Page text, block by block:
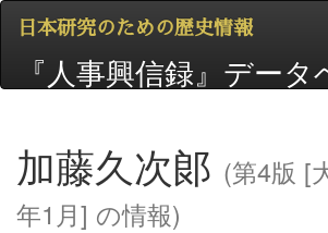
日本研究のための歴史情報
『人事興信録』データ
加藤久次郞 (第4版 [
年1月] の情報)